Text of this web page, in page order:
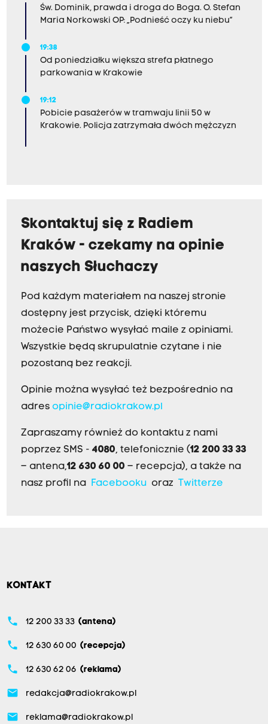
Św. Dominik, prawda i droga do Boga. O. Stefan
Maria Norkowski OP: „Podnieść oczy ku niebu”
19:38
Od poniedziałku większa strefa płatnego
parkowania w Krakowie
19:12
Pobicie pasażerów w tramwaju linii 50 w
Krakowie. Policja zatrzymała dwóch mężczyzn
Skontaktuj się z Radiem
Kraków - czekamy na opinie
naszych Słuchaczy
Pod każdym materiałem na naszej stronie
dostępny jest przycisk, dzięki któremu
możecie Państwo wysyłać maile z opiniami.
Wszystkie będą skrupulatnie czytane i nie
pozostaną bez reakcji.
Opinie można wysyłać też bezpośrednio na
adres opinie@radiokrakow.pl
Zapraszamy również do kontaktu z nami
poprzez SMS - 4080, telefonicznie (12 200 33 33
– antena,12 630 60 00 – recepcja), a także na
nasz profil na
Facebookuoraz Twitterze
KONTAKT
phone 12 200 33 33 (antena)
phone 12 630 60 00 (recepcja)
phone 12 630 62 06 (reklama)
email redakcja@radiokrakow.pl
email reklama@radiokrakow.pl